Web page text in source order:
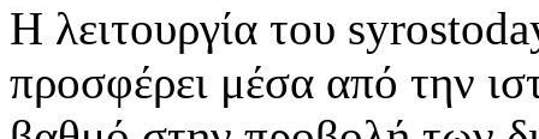
Η λειτουργία του
προσφέρει μέσα από την